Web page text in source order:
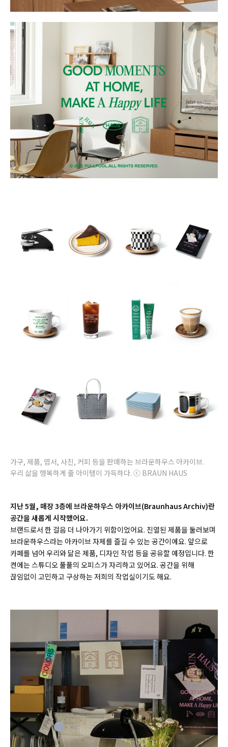
가구, 제품, 엽서, 사진, 커피 등을 판매하는 브라운하우스 아카이브.
우리 삶을 행복하게 줄 아이템이 가득하다. ⓒ BRAUN HAUS
지난 5월, 매장 3층에 브라운하우스 아카이브(Braunhaus Archiv)란
공간을 새롭게 시작했어요.
브랜드로서 한 걸음 더 나아가기 위함이었어요. 진열된 제품을 둘러보며
브라운하우스라는 아카이브 자체를 즐길 수 있는 공간이에요. 앞으로
카페를 넘어 우리와 닮은 제품, 디자인 작업 등을 공유할 예정입니다. 한
켠에는 스튜디오 풀풀의 오피스가 자리하고 있어요. 공간을 위해
끊임없이 고민하고 구상하는 저희의 작업실이기도 해요.